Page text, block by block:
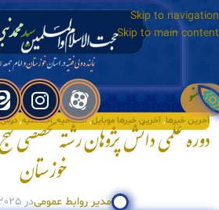
Skip to navigation
Skip to main content
منو
آخرین خبرها,آخرین خبرها موبایل,افتتاحیه_اختتامیه,درس
خوزستان
مدیر روابط عمومیدر 2025-01-06